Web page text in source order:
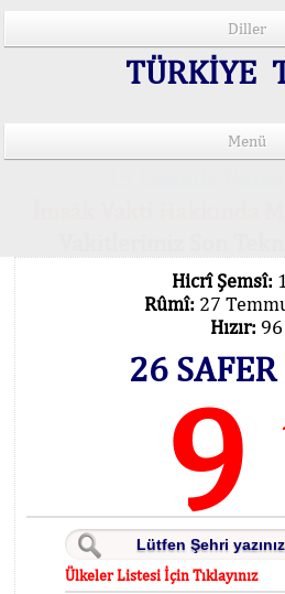
Diller
TÜRKİYE
Menü
Hicrî Şemsî:
Rûmî: 27
Hızır: 96
26
9
Ülkeler Listesi İçin Tıklayınız